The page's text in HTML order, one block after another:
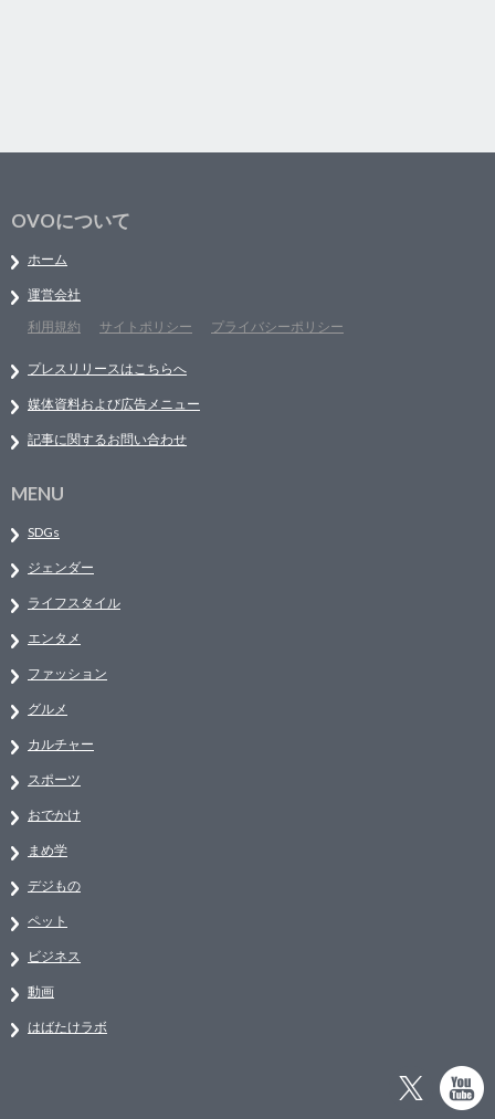
OVOについて
ホーム
運営会社
利用規約
サイトポリシー プライバシーポリシー
プレスリリースはこちらへ
媒体資料および広告メニュー
記事に関するお問い合わせ
MENU
SDGs
ジェンダー
ライフスタイル
エンタメ
ファッション
グルメ
カルチャー
スポーツ
おでかけ
まめ学
デジもの
ペット
ビジネス
動画
はばたけラボ